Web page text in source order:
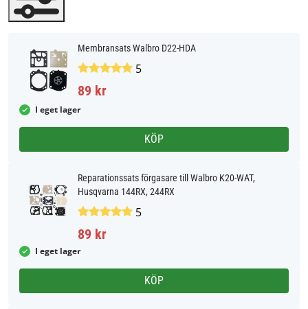
Membransats Walbro D22-HDA
5
89 kr
I eget lager
KÖP
Reparationssats förgasare till Walbro K20-WAT,
Husqvarna 144RX, 244RX
5
89 kr
I eget lager
KÖP